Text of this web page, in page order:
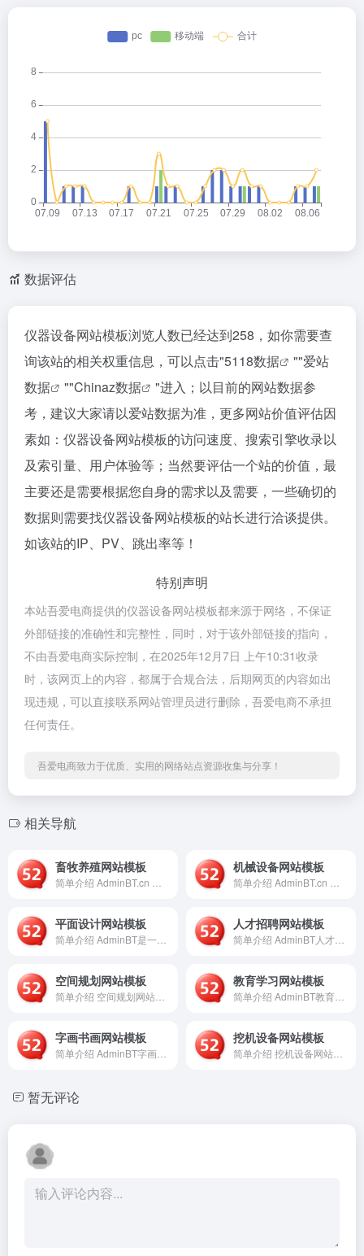
数据评估
仪器设备网站模板浏览人数已经达到258，如你需要查
询该站的相关权重信息，可以点击"5118数据 ""爱站
数据
""Chinaz数据
"进入；以目前的网站数据参
考，建议大家请以爱站数据为准，更多网站价值评估因
素如：仪器设备网站模板的访问速度、搜索引擎收录以
及索引量、用户体验等；当然要评估一个站的价值，最
主要还是需要根据您自身的需求以及需要，一些确切的
数据则需要找仪器设备网站模板的站长进行洽谈提供。
如该站的IP、PV、跳出率等！
特别声明
本站吾爱电商提供的仪器设备网站模板都来源于网络，不保证
外部链接的准确性和完整性，同时，对于该外部链接的指向，
不由吾爱电商实际控制，在2025年12月7日 上午10:31收录
时，该网页上的内容，都属于合规合法，后期网页的内容如出
现违规，可以直接联系网站管理员进行删除，吾爱电商不承担
任何责任。
吾爱电商致力于优质、实用的网络站点资源收集与分享！
相关导航
畜牧养殖网站模板 机械设备网站模板
平面设计网站模板 人才招聘网站模板
空间规划网站模板 教育学习网站模板
字画书画网站模板 挖机设备网站模板
暂无评论